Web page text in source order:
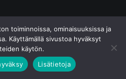
toiminnoissa, ominaisuuksissa ja
Käyttämällä sivustoa hyväksyt
käytön.
Lisätietoja